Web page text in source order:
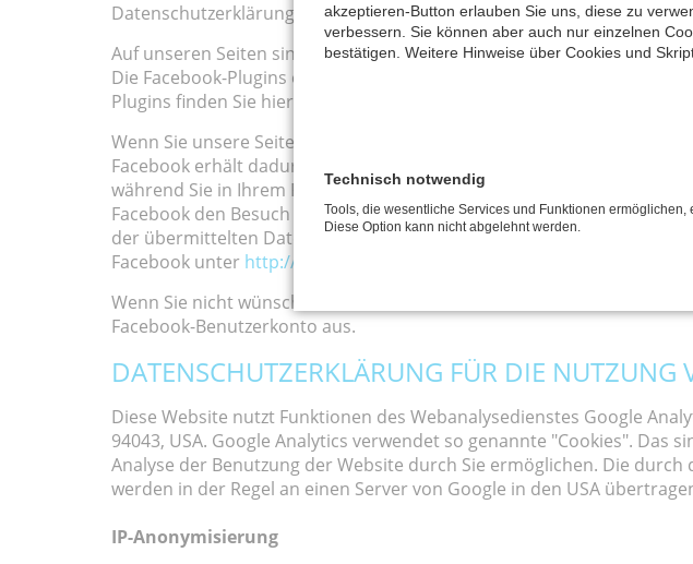
Datenschutzerklärung für die Nutzung von Facebook-Plugins (Like-
Auf unseren Seiten sind Plugins des sozialen Netzwerks Facebook,
Die Facebook-Plugins erkennen Sie an dem Facebook-Logo oder
Plugins finden Sie hier:
Wenn Sie unsere Seiten besuchen, wird über das Plugin eine direkte
Facebook erhält dadurch die Information, dass Sie mit Ihrer IP-
während Sie in Ihrem Facebook-Account eingeloggt sind, können Sie
Facebook den Besuch unserer Seiten Ihrem Benutzerkonto
der übermittelten Daten sowie deren Nutzung durch Facebook
Facebook unter http://de-de.facebook.com/policy.php
Wenn Sie nicht wünschen, dass Facebook den Besuch unserer
Facebook-Benutzerkonto aus.
DATENSCHUTZERKLÄRUNG FÜR DIE NUTZUNG
Diese Website nutzt Funktionen des Webanalysedienstes Google
94043, USA. Google Analytics verwendet so genannte "Cookies".
Analyse der Benutzung der Website durch Sie ermöglichen. Die
werden in der Regel an einen Server von Google in den USA
IP-Anonymisierung
akzeptieren-Button erlauben Sie uns, diese zu
verbessern. Sie können aber auch nur einzelnen
bestätigen. Weitere Hinweise über Cookies und
Technisch notwendig
Tools, die wesentliche Services und Funktionen
Diese Option kann nicht abgelehnt werden.